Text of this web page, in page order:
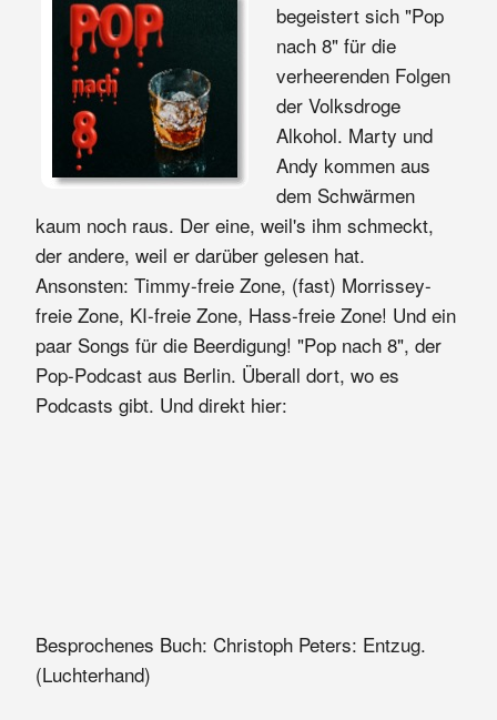
begeistert sich "Pop
nach 8" für die
verheerenden Folgen
der Volksdroge
Alkohol. Marty und
Andy kommen aus
dem Schwärmen
kaum noch raus. Der eine, weil's ihm schmeckt,
der andere, weil er darüber gelesen hat.
Ansonsten: Timmy-freie Zone, (fast) Morrissey-
freie Zone, KI-freie Zone, Hass-freie Zone! Und ein
paar Songs für die Beerdigung! "Pop nach 8", der
Pop-Podcast aus Berlin. Überall dort, wo es
Podcasts gibt. Und direkt hier:
Besprochenes Buch: Christoph Peters: Entzug.
(Luchterhand)